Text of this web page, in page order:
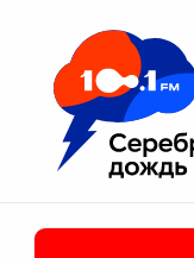
Москва 100.1 FM
Апатиты